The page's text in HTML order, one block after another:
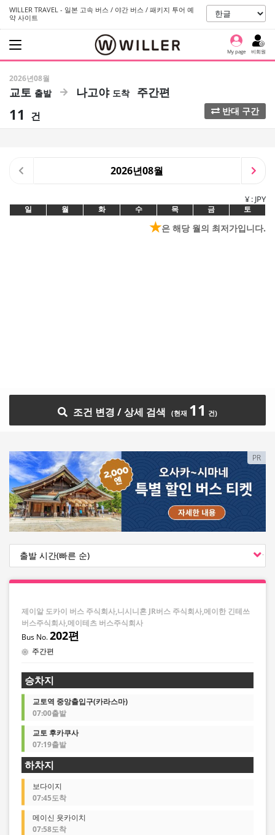
WILLER TRAVEL - 일본 고속 버스 / 야간 버스 / 패키지 투어 예
약 사이트
My page 비회원
2026년08월
교토 나고야 주간편
11 건 반대 구간
2026년08월
¥ : JPY
일 월 화 수 목 금 토
★은 해당 월의 최저가입니다.
조건 변경 / 상세 검색 11
PR
제이알 도카이 버스 주식회사,니시니혼 JR버스 주식회사,메이한 긴테쓰
버스주식회사,메이테츠 버스주식회사
202편
주간편
승차지
교토역 중앙출입구(카라스마)
07:00출발
교토 후카쿠사
07:19출발
하차지
보다이지
07:45도착
메이신 욧카이치
07:58도착